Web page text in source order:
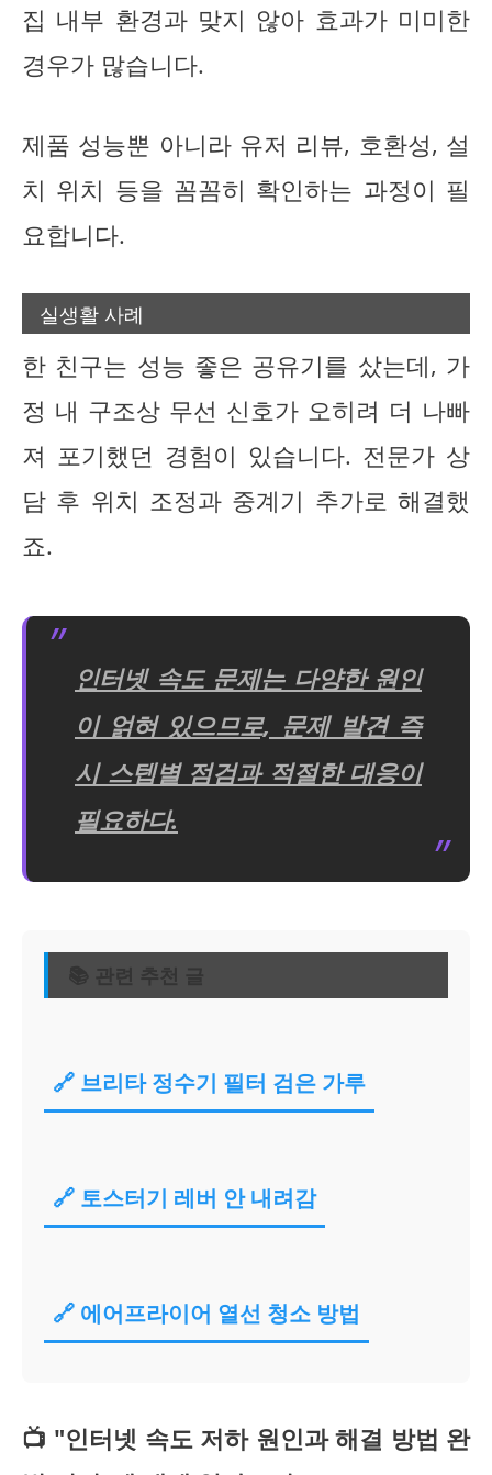
집 내부 환경과 맞지 않아 효과가 미미한
경우가 많습니다.
제품 성능뿐 아니라 유저 리뷰, 호환성, 설
치 위치 등을 꼼꼼히 확인하는 과정이 필
요합니다.
실생활 사례
한 친구는 성능 좋은 공유기를 샀는데, 가
정 내 구조상 무선 신호가 오히려 더 나빠
져 포기했던 경험이 있습니다. 전문가 상
담 후 위치 조정과 중계기 추가로 해결했
죠.
인터넷 속도 문제는 다양한 원인
이 얽혀 있으므로, 문제 발견 즉
시 스텝별 점검과 적절한 대응이
필요하다.
📚 관련 추천 글
🔗 브리타 정수기 필터 검은 가루
🔗 토스터기 레버 안 내려감
🔗 에어프라이어 열선 청소 방법
📺 "인터넷 속도 저하 원인과 해결 방법 완